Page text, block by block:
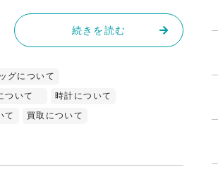
続きを読む
グについて
ついて
時計について
て
買取について